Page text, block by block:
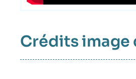
Crédits image